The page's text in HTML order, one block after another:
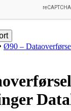
Ø90 –